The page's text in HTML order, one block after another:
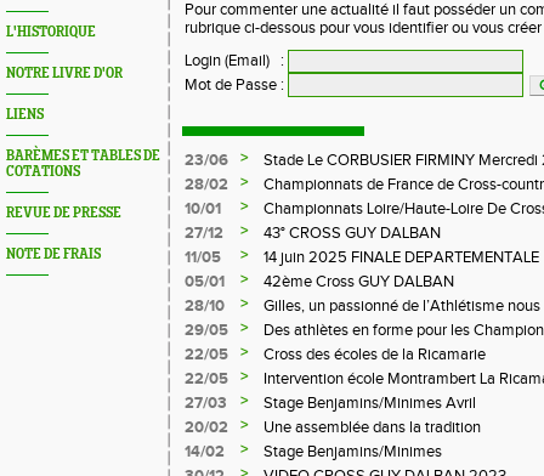
L'HISTORIQUE
NOTRE LIVRE D'OR
LIENS
BARÈMES ET TABLES DE
COTATIONS
REVUE DE PRESSE
NOTE DE FRAIS
Pour commenter une actualité il faut posséder un
rubrique ci-dessous pour vous identifier ou vous
Login (Email)
:
Mot de Passe :
23/06 >
Stade Le CORBUSIER FIRMINY
28/02
>
Championnats de France de Cross-
10/01
>
Championnats Loire/Haute-Loire De
27/12
>
43° CROSS GUY DALBAN
11/05
>
14 juin 2025 FINALE
LE CHAMBON FEUGEROLLES
05/01 >
42ème Cross GUY DALBAN
28/10
>
Gilles, un passionné de l’Athlétisme
29/05
>
Des athlètes en forme pour les
22/05
>
Cross des écoles de la Ricamarie
22/05
>
Intervention école Montrambert La
27/03
>
Stage Benjamins/Minimes Avril
20/02
>
Une assemblée dans la tradition
14/02
>
Stage Benjamins/Minimes